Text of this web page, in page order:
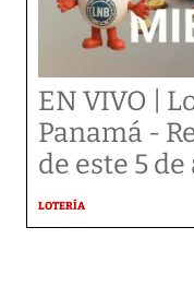
EN VIVO |
Panamá -
de este 5
LOTERÍA